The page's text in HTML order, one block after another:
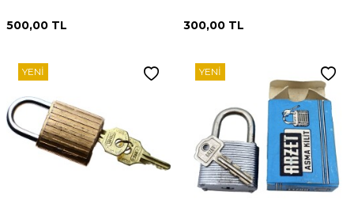
500,00 TL 300,00 TL
YENI YENI